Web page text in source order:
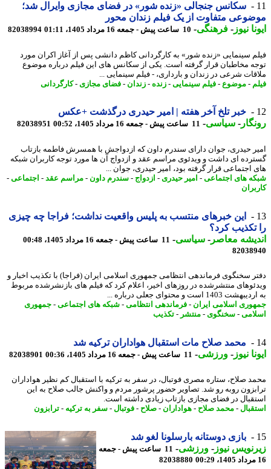
سکانس جنجالی «زنده شور» در فضای مجازی وایرال شد؛
متفاوت از یک فیلم زندان محور
نیوز-فرهنگی-10 ساعت پیش - جمعه 16 مرداد 1405، 01:11 82038994
سینمایی «زنده شور» به کارگردانی کاظم دانشی پس از آغاز اکران مورد
مخاطبان قرار گرفته است. یکی از سکانس های این فیلم درباره موضوع
شرعی در زندان و بارداری، - فیلم سینمایی ...
-موضوع-فیلم سینمایی-زنده -زندان - فضای مجازی- کارگردانی
خبر تلخ آخر هفته | امیر حیدری درگذشت +عکس
-سیاسی-11 ساعت پیش - جمعه 16 مرداد 1405، 00:52 82038951
حیدری، جوان دارای سندرم داون که ازدواجش با همسرش فاطمه بازتاب
ای داشت و ویدئوی مراسم عقد و ازدواج آن ها مورد توجه کاربران شبکه
اجتماعی قرار گرفته بود، امیر حیدری، جوان ...
های اجتماعی-امیر حیدری- ازدواج -سندرم داون-مراسم عقد -اجتماعی-
این خبرهای منتسب به پلیس واقعیت نداشت؛ فراجا چه چیزی
تکذیب کرد؟
معاصر-سیاسی-11 ساعت پیش - جمعه 16 مرداد 1405، 00:48
سخنگوی فرماندهی انتظامی جمهوری اسلامی ایران (فراجا) با تکذیب اخبار و
منتشرشده در روزهای اخیر، اعلام کرد که فیلم های بازنشرشده مربوط
1403 است و محتوای جعلی درباره ...
اسلامی ایران - فرماندهی انتظامی-شبکه های اجتماعی-جمهوری
-سخنگوی-منتشر-تکذیب
محمد صلاح مات استقبال هواداران ترکیه شد
نیوز-ورزشی-11 ساعت پیش - جمعه 16 مرداد 1405، 00:36 82038901
صلاح، ستاره مصری فوتبال، در سفر به ترکیه با استقبال کم نظیر هواداران
روبه رو شد. تصاویر حضور پرشور مردم و واکنش جالب صلاح به این
در فضای مجازی بازتاب زیادی داشته است.
-محمد صلاح-هواداران - صلاح-فوتبال-سفر به ترکیه-ترابزون
بازی دوستانه بارسلونا لغو شد
نیوز-ورزشی-
11 ساعت پیش - جمعه
82038880